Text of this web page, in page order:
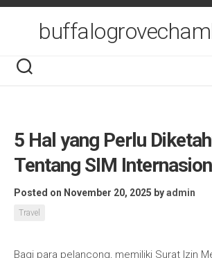
Skip
5 Hal yang Perlu
Tentang SIM
Posted on November 20, 2025 byadmin
Travel
Bagi para pelancong, memiliki Surat Izin